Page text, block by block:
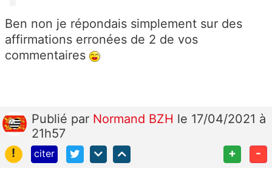
Ben non je répondais simplement sur des
affirmations erronées de 2 de vos
commentaires
Publié par Normand BZH le 17/04/2021 à
21h57
!
citer + -